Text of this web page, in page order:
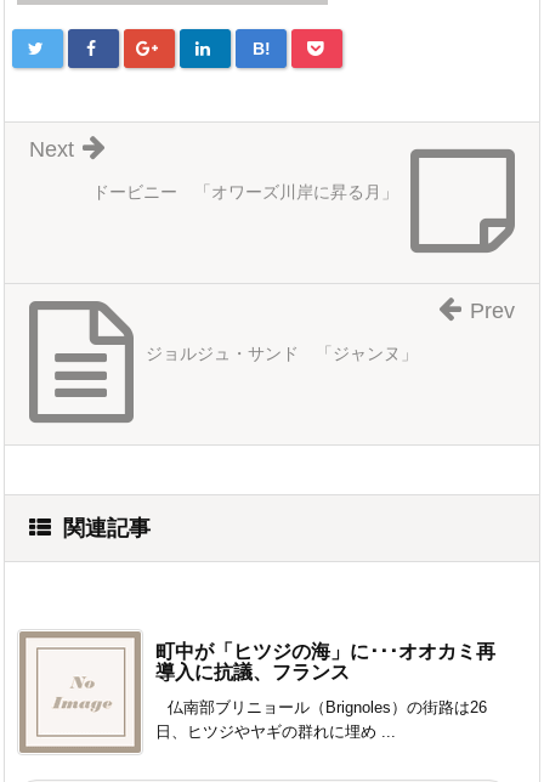
B!
ドービニー 「オワーズ川岸に昇る月」
Next
ジョルジュ・サンド 「ジャンヌ」
Prev
関連記事
町中が「ヒツジの海」に･･･オオカミ再
導入に抗議、フランス
仏南部ブリニョール（Brignoles）の街路は26
日、ヒツジやヤギの群れに埋め ...